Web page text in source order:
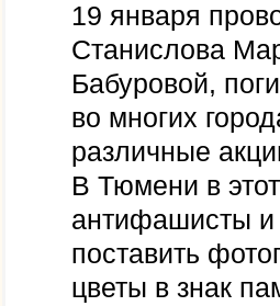
19 января
Станислова
Бабуровой,
во многих
различные
В Тюмени в
антифашисты
поставить
цветы в знак